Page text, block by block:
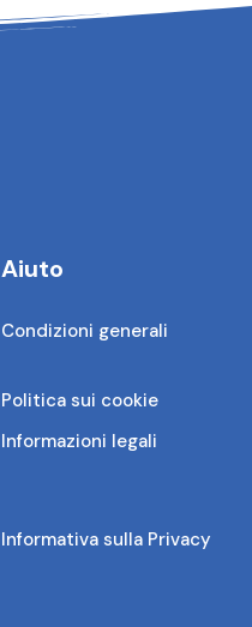
Aiuto
Condizioni generali
Politica sui cookie
Informazioni legali
Informativa sulla Privacy